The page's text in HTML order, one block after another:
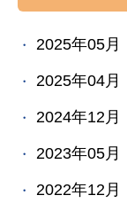
2025年05月
2025年04月
2024年12月
2023年05月
2022年12月